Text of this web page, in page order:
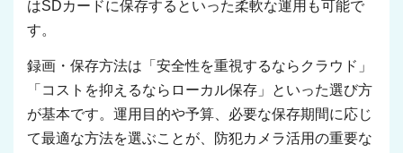
はSDカードに保存するといった柔軟な運用も可能で
す。
録画・保存方法は「安全性を重視するならクラウド」
「コストを抑えるならローカル保存」といった選び方
が基本です。運用目的や予算、必要な保存期間に応じ
て最適な方法を選ぶことが、防犯カメラ活用の重要な